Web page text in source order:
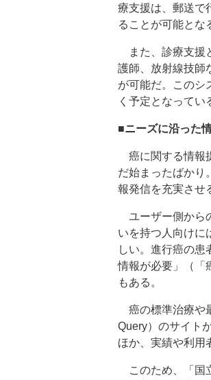
療支援は、郵送で
ることが可能とな
また、診療支援
護師、放射線技師
が可能だ。このシ
く予定となってい
■ニーズに沿った
癌に関する情報
だ始まったばかり
報発信を充実させ
ユーザー側から
いを持つ人向けに
しい。進行癌の患
情報が必要」（「
もある。
癌の標準治療や
Query）のサイト
ほか、実績や利用
このため、「国